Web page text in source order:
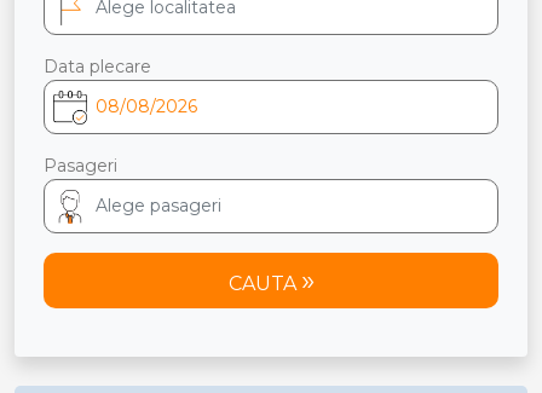
Data plecare
Pasageri
CAUTA